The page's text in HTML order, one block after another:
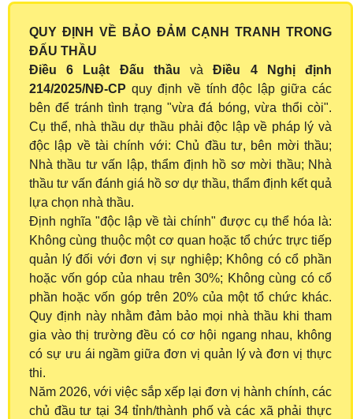
QUY ĐỊNH VỀ BẢO ĐẢM CẠNH TRANH TRONG
ĐẤU THẦU
Điều 6 Luật Đấu thầu vàĐiều 4Nghị định
214/2025/NĐ-CP quy định về tính độc lập giữa các
bên để tránh tình trạng "vừa đá bóng, vừa thổi còi".
Cụ thể, nhà thầu dự thầu phải độc lập về pháp lý và
độc lập về tài chính với: Chủ đầu tư, bên mời thầu;
Nhà thầu tư vấn lập, thẩm định hồ sơ mời thầu; Nhà
thầu tư vấn đánh giá hồ sơ dự thầu, thẩm định kết quả
lựa chọn nhà thầu.
Định nghĩa "độc lập về tài chính" được cụ thể hóa là:
Không cùng thuộc một cơ quan hoặc tổ chức trực tiếp
quản lý đối với đơn vị sự nghiệp; Không có cổ phần
hoặc vốn góp của nhau trên 30%; Không cùng có cổ
phần hoặc vốn góp trên 20% của một tổ chức khác.
Quy định này nhằm đảm bảo mọi nhà thầu khi tham
gia vào thị trường đều có cơ hội ngang nhau, không
có sự ưu ái ngầm giữa đơn vị quản lý và đơn vị thực
thi.
Năm 2026, với việc sắp xếp lại đơn vị hành chính, các
chủ đầu tư tại 34 tỉnh/thành phố và các xã phải thực